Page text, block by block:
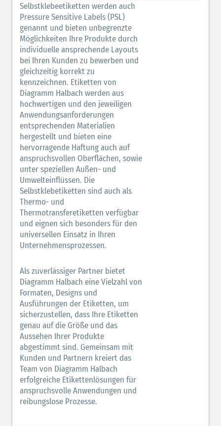
Selbstklebeetiketten werden auch
Pressure Sensitive Labels (PSL)
genannt und bieten unbegrenzte
Möglichkeiten Ihre Produkte durch
individuelle ansprechende Layouts
bei Ihren Kunden zu bewerben und
gleichzeitig korrekt zu
kennzeichnen. Etiketten von
Diagramm Halbach werden aus
hochwertigen und den jeweiligen
Anwendungsanforderungen
entsprechenden Materialien
hergestellt und bieten eine
hervorragende Haftung auch auf
anspruchsvollen Oberflächen, sowie
unter speziellen Außen- und
Umwelteinflüssen. Die
Selbstklebetiketten sind auch als
Thermo- und
Thermotransferetiketten verfügbar
und eignen sich besonders für den
universellen Einsatz in Ihren
Unternehmensprozessen.
Als zuverlässiger Partner bietet
Diagramm Halbach eine Vielzahl von
Formaten, Designs und
Ausführungen der Etiketten, um
sicherzustellen, dass Ihre Etiketten
genau auf die Größe und das
Aussehen Ihrer Produkte
abgestimmt sind. Gemeinsam mit
Kunden und Partnern kreiert das
Team von Diagramm Halbach
erfolgreiche Etikettenlösungen für
anspruchsvolle Anwendungen und
reibungslose Prozesse.